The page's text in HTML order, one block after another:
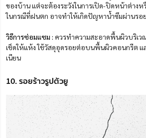
ของบ้าน แต่จะต้องระวังในการเปิด-ปิดหน้าต่าง
ในกรณีที่ฝนตก อาจทำให้เกิดปัญหาน้ำซึมผ่านรอย
วิธีการซ่อมแซม : ควรทำความสะอาดพื้นผิวบริเ
เช็ดให้แห้ง ใช้วัสดุอุดรอยต่อบนพื้นผิวคอนกรีต แ
เนียน
10. รอยร้าวรูปตัวยู